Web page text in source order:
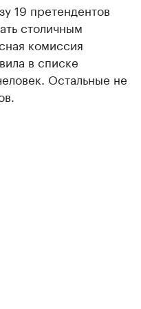
19 претендентов
столичным
комиссия
в списке
Остальные не